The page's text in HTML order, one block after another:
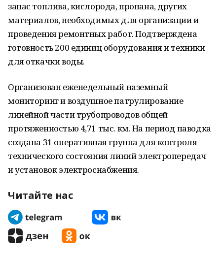
запас топлива, кислорода, пропана, других
материалов, необходимых для организации и
проведения ремонтных работ. Подтверждена
готовность 200 единиц оборудования и техники
для откачки воды.
Организован еженедельный наземный
мониторинг и воздушное патрулирование
линейной части трубопроводов общей
протяженностью 4,71 тыс. км. На период паводка
создана 31 оперативная группа для контроля
технического состояния линий электропередач
и установок электроснабжения.
Читайте нас